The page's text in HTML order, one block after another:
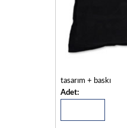
tasarım + baskı
Adet: